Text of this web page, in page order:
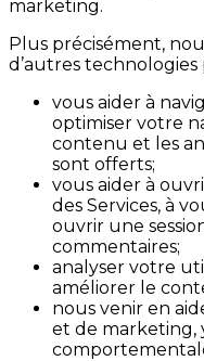
marketing.
Plus précisément,
d’autres technologies
vous aider à
optimiser votre
contenu et les
sont offerts;
vous aider à
des Services, à
ouvrir une
commentaires;
analyser votre
améliorer le
nous venir en
et de marketing,